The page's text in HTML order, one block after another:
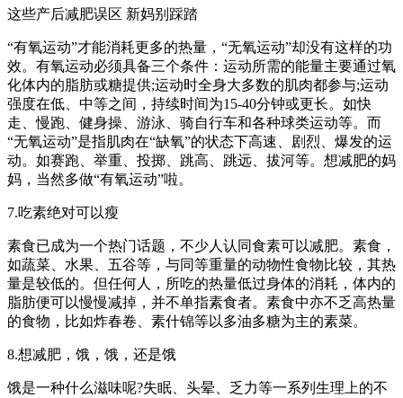
这些产后减肥误区 新妈别踩踏
“有氧运动”才能消耗更多的热量，“无氧运动”却没有这样的功
效。有氧运动必须具备三个条件：运动所需的能量主要通过氧
化体内的脂肪或糖提供;运动时全身大多数的肌肉都参与;运动
强度在低、中等之间，持续时间为15-40分钟或更长。如快
走、慢跑、健身操、游泳、骑自行车和各种球类运动等。而
“无氧运动”是指肌肉在“缺氧”的状态下高速、剧烈、爆发的运
动。如赛跑、举重、投掷、跳高、跳远、拔河等。想减肥的妈
妈，当然多做“有氧运动”啦。
7.吃素绝对可以瘦
素食已成为一个热门话题，不少人认同食素可以减肥。素食，
如蔬菜、水果、五谷等，与同等重量的动物性食物比较，其热
量是较低的。但任何人，所吃的热量低过身体的消耗，体内的
脂肪便可以慢慢减掉，并不单指素食者。素食中亦不乏高热量
的食物，比如炸春卷、素什锦等以多油多糖为主的素菜。
8.想减肥，饿，饿，还是饿
饿是一种什么滋味呢?失眠、头晕、乏力等一系列生理上的不